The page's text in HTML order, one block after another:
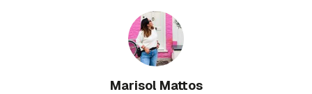
Marisol Mattos